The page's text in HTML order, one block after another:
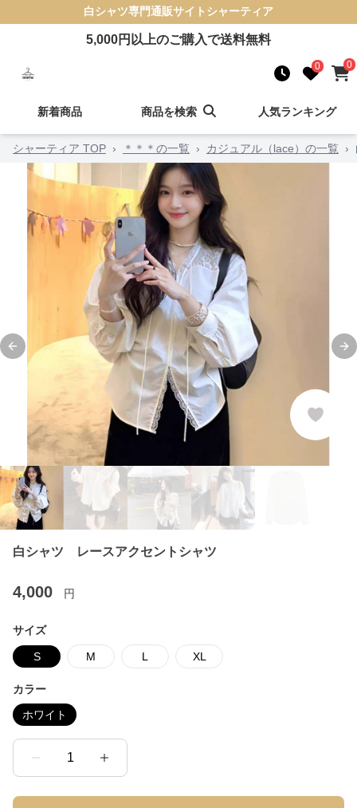
白シャツ専門通販サイト シャーティア
5,000円以上のご購入で送料無料
0 0
新着商品 商品を検索 人気ランキング
シャーティア TOP › ＊＊＊の一覧 › カジュアル（lace）の一覧 ›
Previous slide
白シャツ レースアクセントシャツ
4,000 円
サイズ
S M L XL
カラー
ホワイト
1